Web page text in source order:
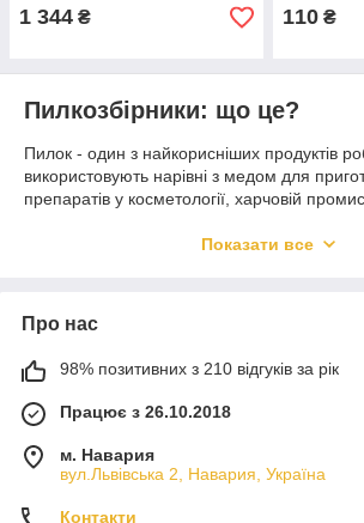
1 344 ₴ 110 ₴
Пилкозбірники: що це?
Пилок - один з найкорисніших продуктів
використовують нарівні з медом для
препаратів у косметології, харчовій
нектару і зібрати його без використання
була створена спеціальна конструкція –
отворами та кошиком для збирання
пролазять через отвори, внаслідок чого з
зовнішньому боці конструкції завдяки
отворів). Продукт потрапляє в ємність для
згодом збирається бджолярем. Сьогодні
Показати все
Про нас
98% позитивних з 210 відгуків за рік
Працює з 26.10.2018
м. Навария
вул.Львівська 2, Навария, Україна
Контакти